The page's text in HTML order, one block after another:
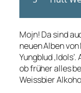
Mojn! Da sind
neuen Alben von
Yungblud
ob früher alles
Weissbier